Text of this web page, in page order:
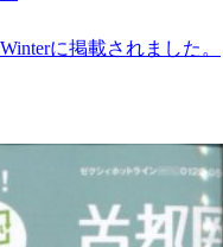
に掲載されました。